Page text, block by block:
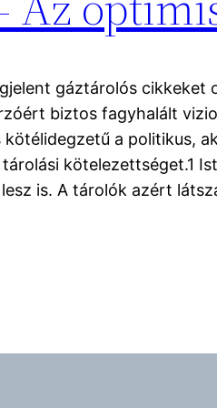
gáztárolós cikkeket
biztos fagyhalált
a politikus,
kötelezettséget.1
is. A tárolók azért